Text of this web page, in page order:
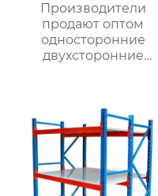
Производители
продают оптом
односторонние
двухсторонние
консольные полки из
стальных труб,
двухсторонние
многослойные полки